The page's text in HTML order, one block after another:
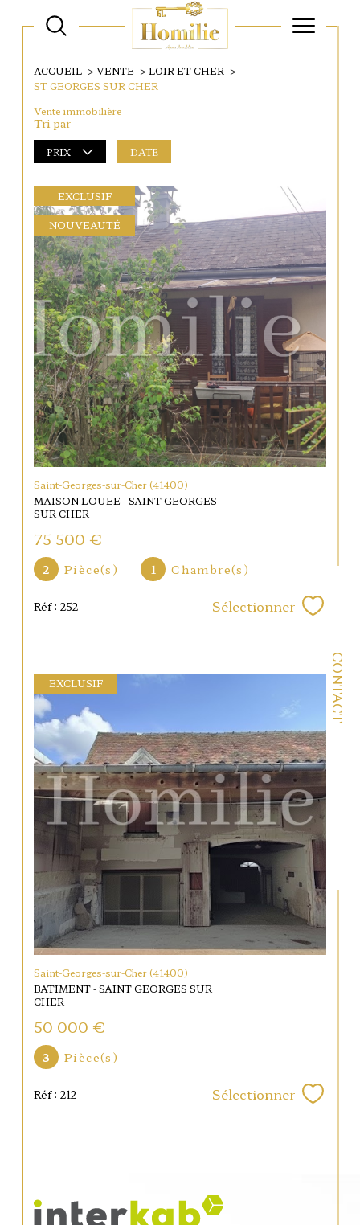
CONTACT
ACCUEIL VENTE
LOIR ET CHER
ST GEORGES SUR CHER
Vente immobilière
Tri par
PRIX DATE
EXCLUSIF
NOUVEAUTÉ
Saint-Georges-sur-Cher (41400)
MAISON LOUEE - SAINT GEORGES
SUR CHER
75 500 €
2 Pièce(s) 1 Chambre(s)
Réf : 252 Sélectionner
EXCLUSIF
Saint-Georges-sur-Cher (41400)
BATIMENT - SAINT GEORGES SUR
CHER
50 000 €
3 Pièce(s)
Réf : 212 Sélectionner